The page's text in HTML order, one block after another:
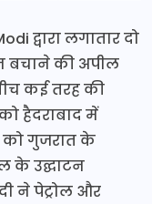
द्वारा लगातार दो
बचाने की अपील
कई तरह की
हैदराबाद में
को गुजरात के
के उद्घाटन
ने पेट्रोल और